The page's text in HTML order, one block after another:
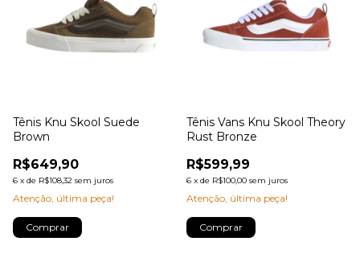
Tênis Knu Skool Suede
Brown
R$649,90
6 x de R$108,32 sem juros
Atenção, última peça!
Comprar
Tênis Vans Knu Skool Theory
Rust Bronze
R$599,99
6 x de R$100,00 sem juros
Atenção, última peça!
Comprar